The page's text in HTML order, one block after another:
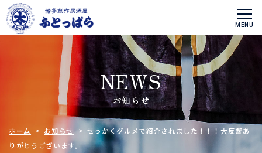
NEWS
お知らせ
ホーム > お知らせ > せっかくグルメで紹介されました！！！大反響あ
りがとうございます。